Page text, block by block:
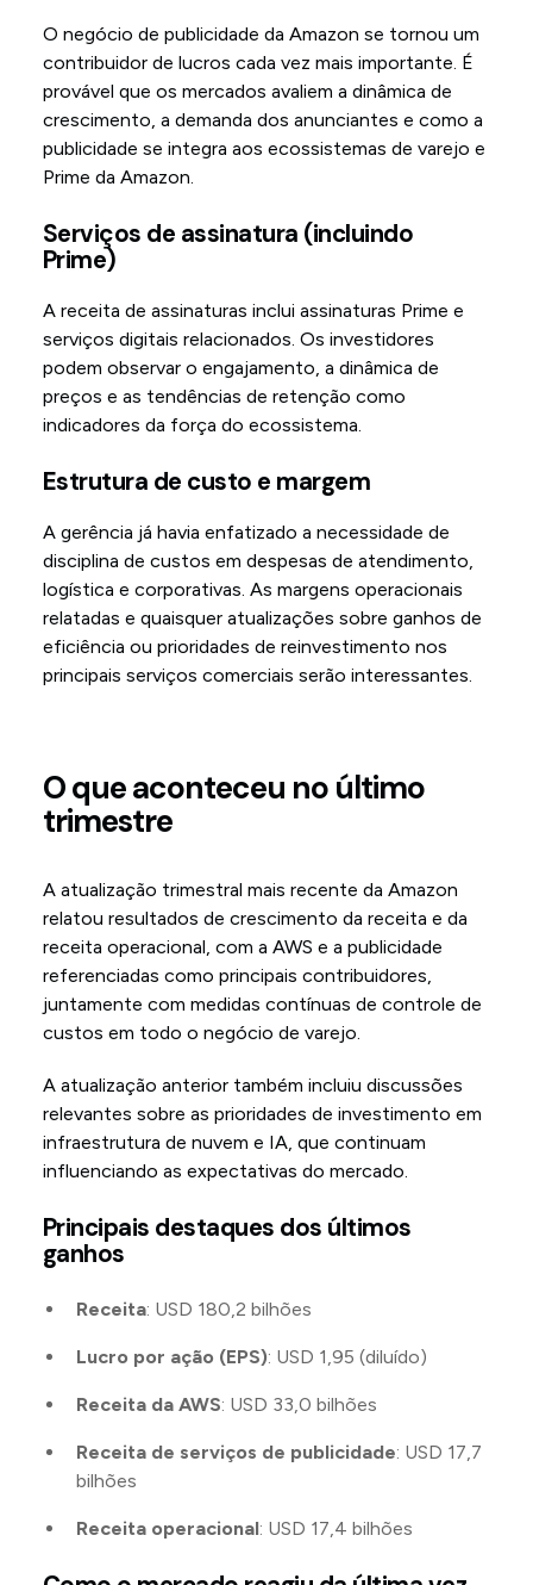
O negócio de publicidade da Amazon se tornou um
contribuidor de lucros cada vez mais importante. É
provável que os mercados avaliem a dinâmica de
crescimento, a demanda dos anunciantes e como a
publicidade se integra aos ecossistemas de varejo e
Prime da Amazon.
Serviços de assinatura (incluindo
Prime)
A receita de assinaturas inclui assinaturas Prime e
serviços digitais relacionados. Os investidores
podem observar o engajamento, a dinâmica de
preços e as tendências de retenção como
indicadores da força do ecossistema.
Estrutura de custo e margem
A gerência já havia enfatizado a necessidade de
disciplina de custos em despesas de atendimento,
logística e corporativas. As margens operacionais
relatadas e quaisquer atualizações sobre ganhos de
eficiência ou prioridades de reinvestimento nos
principais serviços comerciais serão interessantes.
O que aconteceu no último
trimestre
A atualização trimestral mais recente da Amazon
relatou resultados de crescimento da receita e da
receita operacional, com a AWS e a publicidade
referenciadas como principais contribuidores,
juntamente com medidas contínuas de controle de
custos em todo o negócio de varejo.
A atualização anterior também incluiu discussões
relevantes sobre as prioridades de investimento em
infraestrutura de nuvem e IA, que continuam
influenciando as expectativas do mercado.
Principais destaques dos últimos
ganhos
Receita: USD 180,2 bilhões
Lucro por ação (EPS): USD 1,95 (diluído)
Receita da AWS: USD 33,0 bilhões
Receita de serviços de publicidade: USD 17,7
bilhões
Receita operacional: USD 17,4 bilhões